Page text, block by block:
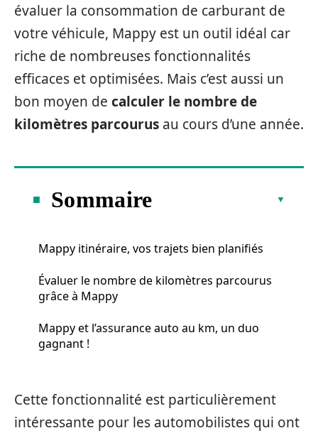
évaluer la consommation de carburant de
votre véhicule, Mappy est un outil idéal car
riche de nombreuses fonctionnalités
efficaces et optimisées. Mais c’est aussi un
bon moyen de calculer le nombre de
kilomètres parcourus au cours d’une année.
Sommaire
Mappy itinéraire, vos trajets bien planifiés
Évaluer le nombre de kilomètres parcourus
grâce à Mappy
Mappy et l’assurance auto au km, un duo
gagnant !
Cette fonctionnalité est particulièrement
intéressante pour les automobilistes qui ont